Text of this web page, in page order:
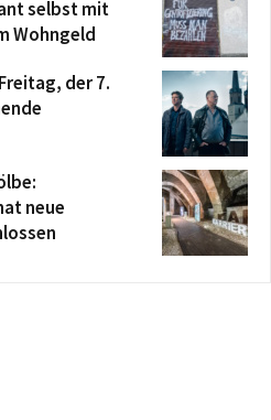
selbst mit
Wohngeld
der 7.
neue